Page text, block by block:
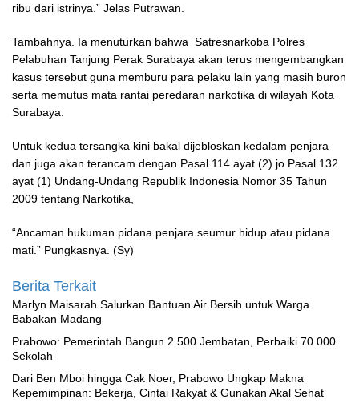
ribu dari istrinya.” Jelas Putrawan.
Tambahnya. Ia menuturkan bahwa Satresnarkoba Polres
Pelabuhan Tanjung Perak Surabaya akan terus mengembangkan
kasus tersebut guna memburu para pelaku lain yang masih buron
serta memutus mata rantai peredaran narkotika di wilayah Kota
Surabaya.
Untuk kedua tersangka kini bakal dijebloskan kedalam penjara
dan juga akan terancam dengan Pasal 114 ayat (2) jo Pasal 132
ayat (1) Undang-Undang Republik Indonesia Nomor 35 Tahun
2009 tentang Narkotika,
“Ancaman hukuman pidana penjara seumur hidup atau pidana
mati.” Pungkasnya. (Sy)
Berita Terkait
Marlyn Maisarah Salurkan Bantuan Air Bersih untuk Warga
Babakan Madang
Prabowo: Pemerintah Bangun 2.500 Jembatan, Perbaiki 70.000
Sekolah
Dari Ben Mboi hingga Cak Noer, Prabowo Ungkap Makna
Kepemimpinan: Bekerja, Cintai Rakyat & Gunakan Akal Sehat